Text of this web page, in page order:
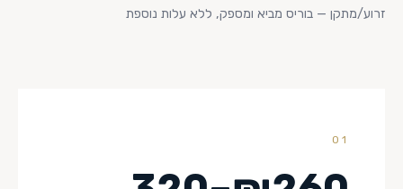
זרוע/מתקן — בוריס מביא ומספק, ללא עלות נוספת
01